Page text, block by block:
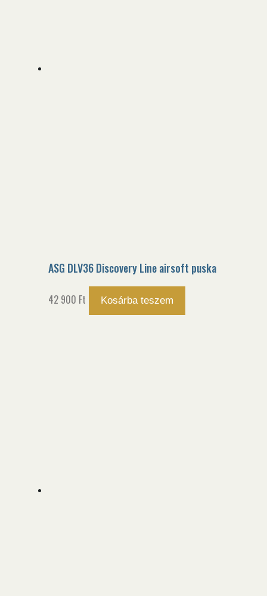
ASG DLV36 Discovery Line airsoft puska
42 900 Ft Kosárba teszem